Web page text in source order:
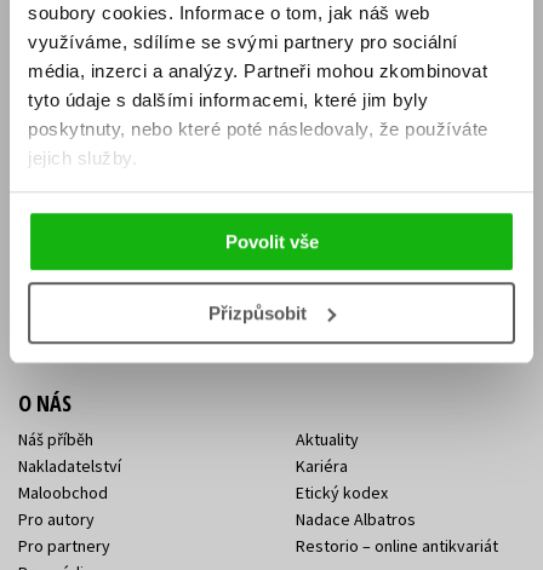
soubory cookies. Informace o tom, jak náš web
využíváme, sdílíme se svými partnery pro sociální
média, inzerci a analýzy. Partneři mohou zkombinovat
tyto údaje s dalšími informacemi, které jim byly
poskytnuty, nebo které poté následovaly, že používáte
jejich služby.
Povolit vše
Přizpůsobit
E-SHOP
Aktuality
Naši autoři
Obchodní podmínky
Jak nakoupit
Knižní novinky
Dárkové poukazy
Affiliate program
KONTAKTY
Sídlo společnosti
Kontakty Albatros Media
O NÁS
Náš příběh
Nakladatelství
Maloobchod
Pro autory
Pro partnery
Aktuality
Kariéra
Etický kodex
Nadace Albatros
Restorio – online antikvariát